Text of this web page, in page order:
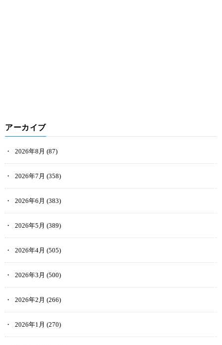
アーカイブ
2026年8月 (87)
2026年7月 (358)
2026年6月 (383)
2026年5月 (389)
2026年4月 (505)
2026年3月 (500)
2026年2月 (266)
2026年1月 (270)